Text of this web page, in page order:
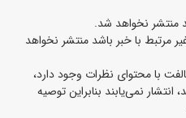
منتشر نخواهد شد.
مرتبط با خبر باشد منتشر نخواهد
با محتوای نظرات وجود دارد،
نمی‌یابند بنابراین توصيه